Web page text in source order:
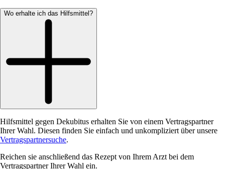
Wo erhalte ich das Hilfsmittel?
Hilfsmittel gegen Dekubitus erhalten Sie von einem Vertragspartner
Ihrer Wahl. Diesen finden Sie einfach und unkompliziert über unsere
Vertragspartnersuche.
Reichen sie anschließend das Rezept von Ihrem Arzt bei dem
Vertragspartner Ihrer Wahl ein.